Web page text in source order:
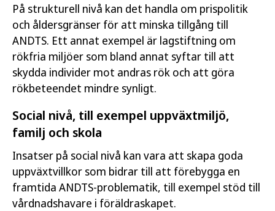
På strukturell nivå kan det handla om prispolitik
och åldersgränser för att minska tillgång till
ANDTS. Ett annat exempel är lagstiftning om
rökfria miljöer som bland annat syftar till att
skydda individer mot andras rök och att göra
rökbeteendet mindre synligt.
Social nivå, till exempel uppväxtmiljö,
familj och skola
Insatser på social nivå kan vara att skapa goda
uppväxtvillkor som bidrar till att förebygga en
framtida ANDTS-problematik, till exempel stöd till
vårdnadshavare i föräldraskapet.